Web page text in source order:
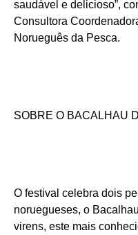
saudável e delicioso”,
Consultora
Norueguês da Pesca.
SOBRE O BACALHAU
O festival celebra dois
noruegueses, o
virens, este mais